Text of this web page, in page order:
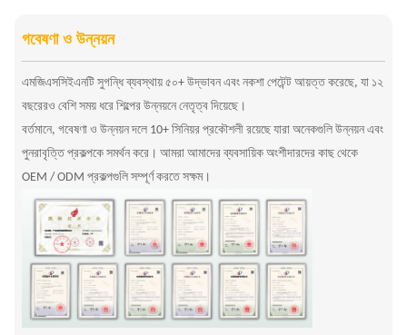
গবেষণা ও উন্নয়ন
এমজিএসসিইএনটি সুগন্ধি ব্যবস্থায় ৫০+ উদ্ভাবন এবং নকশা পেটেন্ট আয়ত্ত করেছে, যা ১২
বছরেরও বেশি সময় ধরে শিল্পের উন্নয়নে নেতৃত্ব দিয়েছে।
বর্তমানে, গবেষণা ও উন্নয়ন দলে 10+ সিনিয়র প্রকৌশলী রয়েছে যারা অনেকগুলি উন্নয়ন এবং
পুনরাবৃত্তি প্রকল্পকে সমর্থন করে। আমরা আমাদের ব্যবসায়িক অংশীদারদের কাছ থেকে
OEM / ODM প্রকল্পগুলি সম্পূর্ণ করতে সক্ষম।